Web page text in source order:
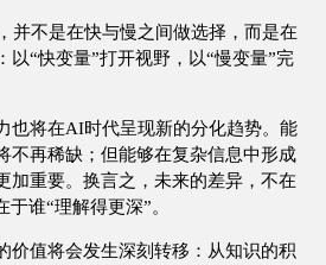
不是在快与慢之间做选择，而是在
以“快变量”打开视野，以“慢变量”完
将在AI时代呈现新的分化趋势。能
不再稀缺；但能够在复杂信息中形成
加重要。换言之，未来的差异，不在
谁“理解得更深”。
值将会发生深刻转移：从知识的积